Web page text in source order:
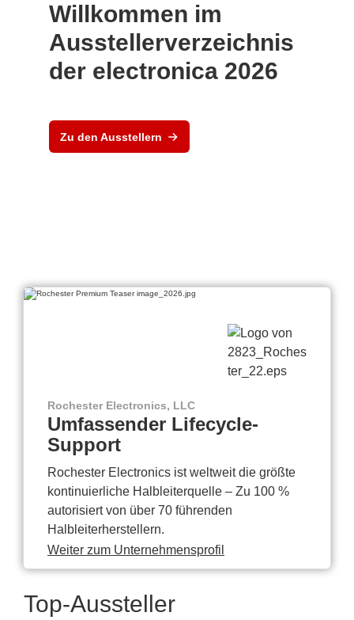
Willkommen im
Ausstellerverzeichnis
der electronica 2026
Zu den Ausstellern
Rochester Electronics, LLC
Umfassender Lifecycle-
Support
Rochester Electronics ist weltweit die größte
kontinuierliche Halbleiterquelle – Zu 100 %
autorisiert von über 70 führenden
Halbleiterherstellern.
Weiter zum Unternehmensprofil
Top-Aussteller